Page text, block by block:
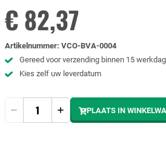
€ 82,37
Artikelnummer: VCO-BVA-0004
Gereed voor verzending binnen 15
Kies zelf uw leverdatum
PLAATS IN